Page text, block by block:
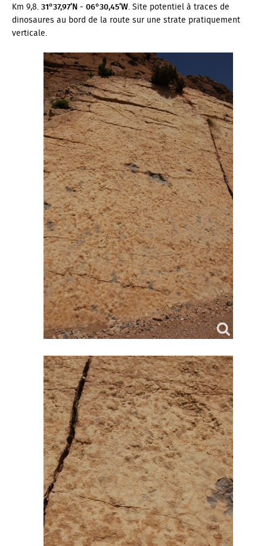
Km 9,8.31°37,97’N - 06°30,45’W. Site potentiel à traces de
dinosaures au bord de la route sur une strate pratiquement
verticale.